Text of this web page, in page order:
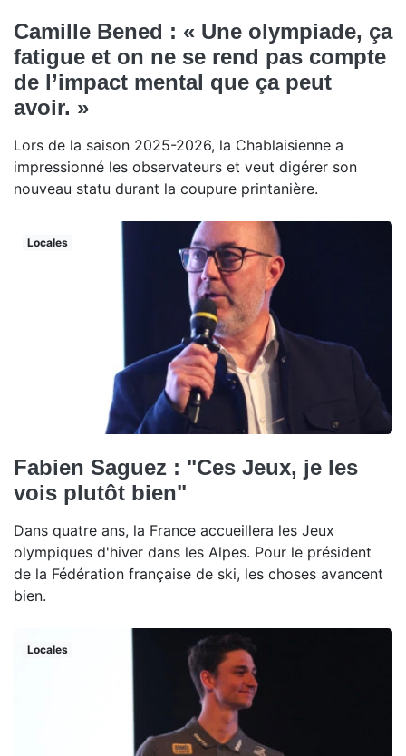
Camille Bened : « Une olympiade, ça
fatigue et on ne se rend pas compte
de l’impact mental que ça peut
avoir. »
Lors de la saison 2025-2026, la Chablaisienne a
impressionné les observateurs et veut digérer son
nouveau statu durant la coupure printanière.
Locales
Fabien Saguez : "Ces Jeux, je les
vois plutôt bien"
Dans quatre ans, la France accueillera les Jeux
olympiques d'hiver dans les Alpes. Pour le président
de la Fédération française de ski, les choses avancent
bien.
Locales